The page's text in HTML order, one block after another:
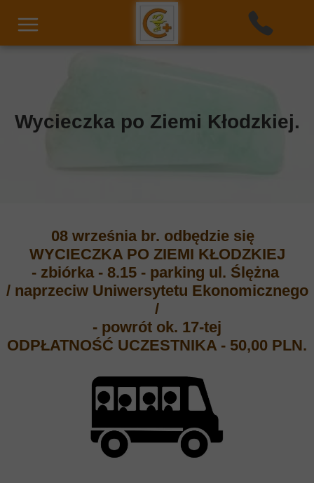
Wycieczka po Ziemi Kłodzkiej.
08 września br. odbędzie się
WYCIECZKA PO ZIEMI KŁODZKIEJ
- zbiórka - 8.15 - parking ul. Ślężna
/ naprzeciw Uniwersytetu Ekonomicznego
/
- powrót ok. 17-tej
ODPŁATNOŚĆ UCZESTNIKA - 50,00 PLN.